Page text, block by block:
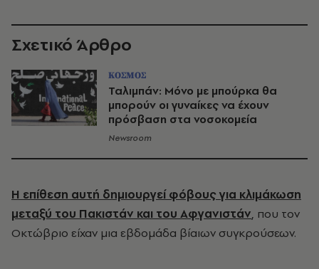
Σχετικό Άρθρο
ΚΟΣΜΟΣ
Ταλιμπάν: Μόνο με μπούρκα θα
μπορούν οι γυναίκες να έχουν
πρόσβαση στα νοσοκομεία
Newsroom
Η επίθεση αυτή δημιουργεί φόβους για κλιμάκωση
μεταξύ του Πακιστάν και του Αφγανιστάν, που τον
Οκτώβριο είχαν μια εβδομάδα βίαιων συγκρούσεων.